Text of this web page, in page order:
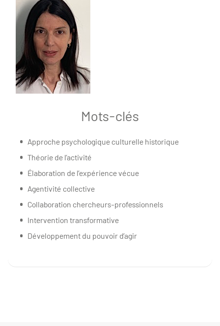
Mots-clés
Approche psychologique culturelle historique
Théorie de l’activité
Élaboration de l’expérience vécue
Agentivité collective
Collaboration chercheurs-professionnels
Intervention transformative
Développement du pouvoir d’agir